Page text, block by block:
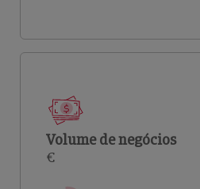
Volume de negócios
€